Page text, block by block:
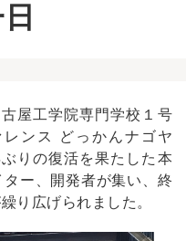
屋工学院専門学校１号
ンス どっかんナゴヤ
りの復活を果たした本
ー、開発者が集い、終
り広げられました。